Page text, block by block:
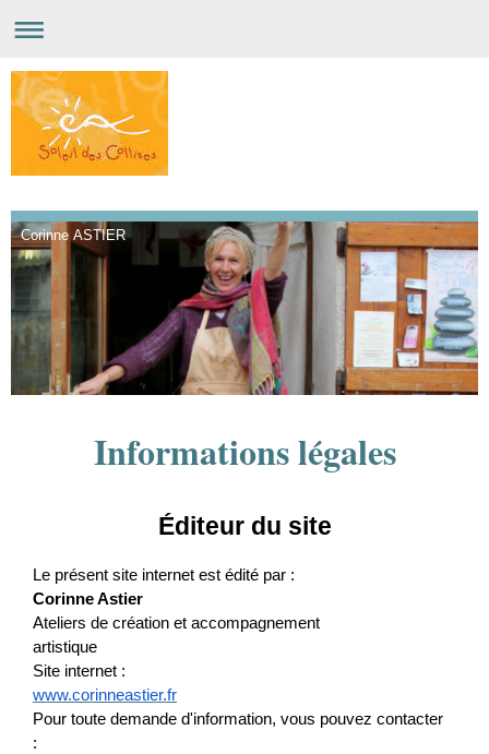
Corinne ASTIER
Informations légales
Éditeur du site
Le présent site internet est édité par :
Corinne Astier
Ateliers de création et accompagnement
artistique
Site internet :
www.corinneastier.fr
Pour toute demande d'information, vous pouvez contacter
: